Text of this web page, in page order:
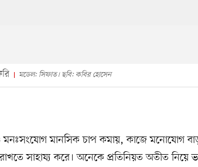
মডেল: সিফাত। ছবি: কবির হোসেন
ও মনঃসংযোগ মানসিক চাপ কমায়, কাজে মনোযোগ
সাহায্য করে। অনেকে প্রতিনিয়ত অতীত নিয়ে